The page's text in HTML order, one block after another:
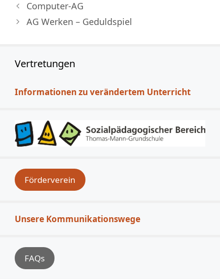
Computer-AG
AG Werken – Geduldspiel
Vertretungen
Informationen zu verändertem Unterricht
Förderverein
Unsere Kommunikationswege
FAQs